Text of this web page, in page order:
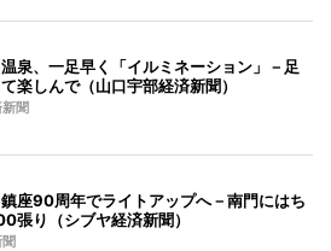
泉、一足早く「イルミネーション」－足
楽しんで（山口宇部経済新聞）
聞
座90周年でライトアップへ－南門にはち
張り（シブヤ経済新聞）